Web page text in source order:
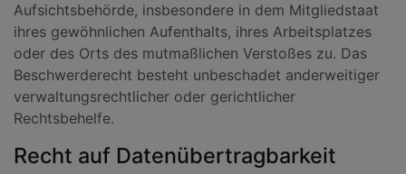
Aufsichtsbehörde, insbesondere in dem Mitgliedstaat
ihres gewöhnlichen Aufenthalts, ihres Arbeitsplatzes
oder des Orts des mutmaßlichen Verstoßes zu. Das
Beschwerderecht besteht unbeschadet anderweitiger
verwaltungsrechtlicher oder gerichtlicher
Rechtsbehelfe.
Recht auf Daten­übertrag­barkeit